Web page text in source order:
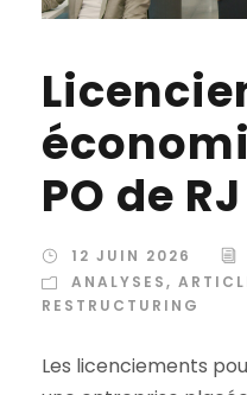
PO de RJ
12 JUIN 2026
ANALYSES,
RESTRUCTURING
Les licenciements